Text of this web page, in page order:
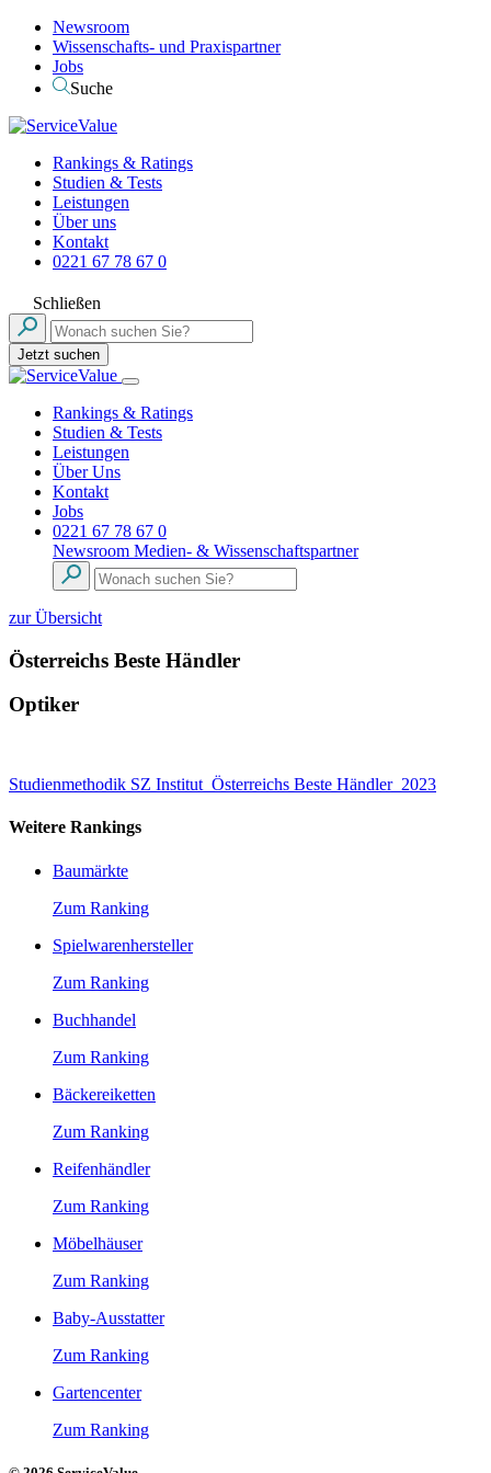
Newsroom
Wissenschafts- und Praxispartner
Jobs
Suche
Rankings & Ratings
Studien & Tests
Leistungen
Über uns
Kontakt
0221 67 78 67 0
Schließen
Jetzt suchen
Rankings & Ratings
Studien & Tests
Leistungen
Über Uns
Kontakt
Jobs
0221 67 78 67 0
Newsroom Medien- & Wissenschaftspartner
zur Übersicht
Österreichs Beste Händler
Optiker
Studienmethodik SZ Institut_Österreichs Beste Händler_2023
Weitere Rankings
Baumärkte
Zum Ranking
Spielwarenhersteller
Zum Ranking
Buchhandel
Zum Ranking
Bäckereiketten
Zum Ranking
Reifenhändler
Zum Ranking
Möbelhäuser
Zum Ranking
Baby-Ausstatter
Zum Ranking
Gartencenter
Zum Ranking